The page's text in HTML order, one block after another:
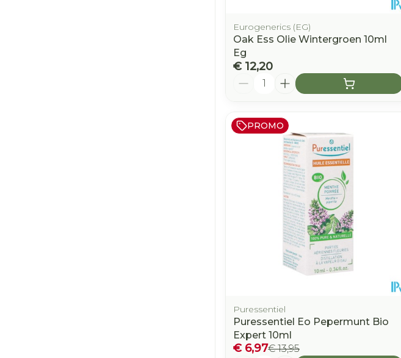
Eurogenerics (EG)
Oak Ess Olie Wintergroen 10ml
Eg
€ 12,20
Aantal
PROMO
Puressentiel
Puressentiel Eo Pepermunt Bio
Expert 10ml
€ 13,95
€ 6,97